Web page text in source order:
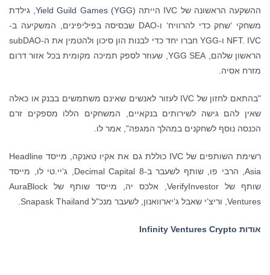
ההשקעה הראשונה של IVC הייתה Yield Guild Games (YGG), גילדת
משחקי ‘שחק כדי להרוויח‘ ו-DAO שבסיסה בפיליפינים, המשקיעה ב-
NFT. IVC ו-YGG חברו יחד כדי לבנות הון סיכון ולהטמין את ה-subDAO
הראשון שלהם, YGG SEA, שעוזר לספק תמיכה מקומית בכל אזור דרום
מזרח אסיה.
"בהתאם לחזון של IVC לעזור לאנשים שאינם משתמשים בבנק או כאלה
שאין להם גישה לשירותים בנקאיים, המשחקים הללו מספקים זרם
הכנסה נוסף לשחקנים במהלך המגפה", אמר לו.
רשימת השותפים של IVC כוללת גם את אקיו טאנקה, מייסד Headline
Asia, הרבי פו, שותף לשעבר ב-8 Decimal Capital, ג‘יי.טי לו, מייסד
שותף של VerifyInvestor, אלכס יה, מייסד שותף של AuraBlock
Ventures, וריצ‘י שאבל ג‘יארוואנון, לשעבר מנכ"ל Snapask Thailand.
אודות Infinity Ventures Crypto